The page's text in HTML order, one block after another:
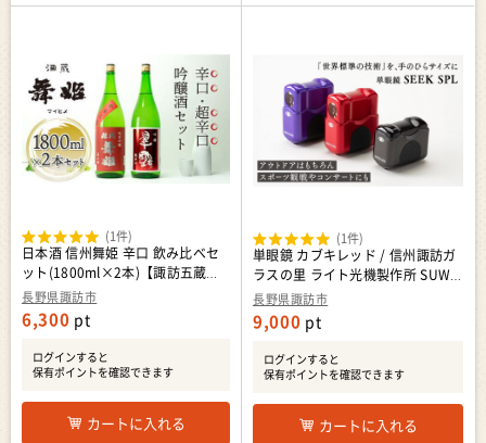
長野県諏訪市
日本酒 信州舞姫 辛口 飲み比べセ
ット(1800ml×2本)【諏訪五蔵】
／ 舞姫 諏訪五蔵 日本酒 お酒 酒 信
州舞姫 純米吟醸 美山錦 辛口 翠露
吟醸 超辛口 おすすめ おすすめお
酒 おすすめ日本酒 おすすめ酒 信
州 長野県 諏訪 諏訪市 【30-11】
(1件)
6,300 pt
ログインすると
保有ポイントを確認できます
カートに入れる
長野県諏訪市
単眼鏡 カブキレッド / 信州諏訪ガ
ラスの里 ライト光機製作所 SUWA
プレミアム 信州 長野県 諏訪市 諏
訪 [11-24R]
(1件)
9,000 pt
ログインすると
保有ポイントを確認できます
カートに入れる